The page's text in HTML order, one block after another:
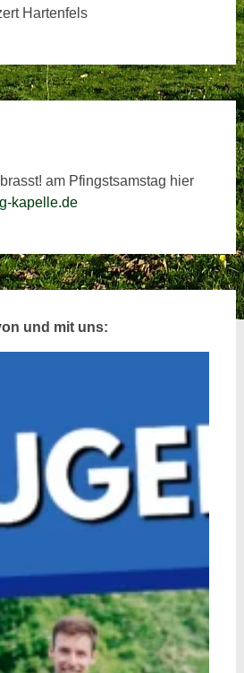
Hartenfels
am Pfingstsamstag hier
kapelle.de
und mit uns: